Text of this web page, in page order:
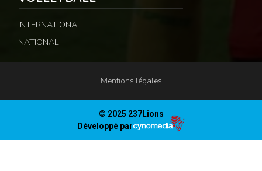
INTERNATIONAL
NATIONAL
Mentions légales
© 2025 237Lions
Développé par